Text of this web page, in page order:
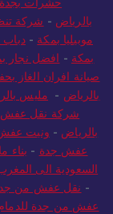
بالرياض - شركة
موبيليا بمكة -
بمكة - افضل نجار
صيانة افران الغاز
بالرياض - مليس
شركة نقل عفش
بالرياض - ونيت
عفش جدة - بناء
السعودية الى
- نقل عفش من
عفش من جدة